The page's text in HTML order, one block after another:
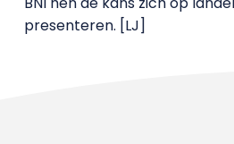
presenteren. [LJ]